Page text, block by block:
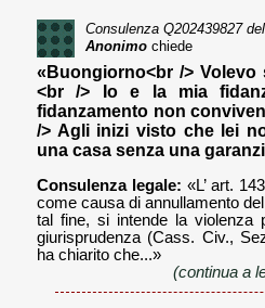
Consulenza Q202439827del
Anonimo chiede
«Buongiorno<br />
<br /> Io e la mia
fidanzamento non
/> Agli inizi visto che lei
una casa senza una
Consulenza legale: «L’ art.
come causa di annullamento
tal fine, si intende la violenza
giurisprudenza (Cass. Civ.,
ha chiarito che...»
(continua a